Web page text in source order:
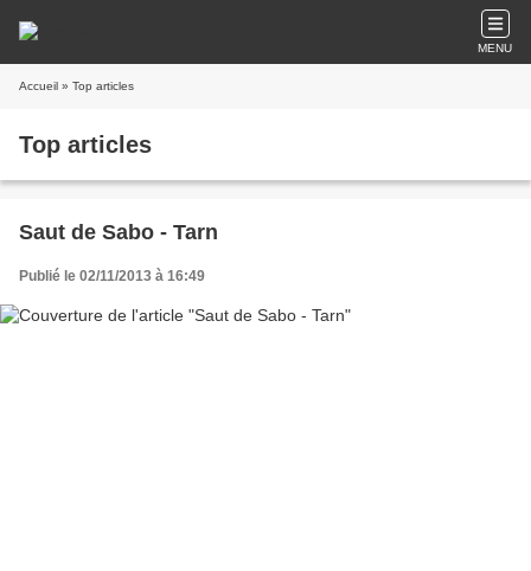
MENU
Accueil » Top articles
Top articles
Saut de Sabo - Tarn
Publié le 02/11/2013 à 16:49